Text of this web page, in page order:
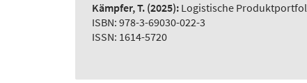
Kämpfer, T. (2025): Logistische
ISBN: 978-3-69030-022-3
ISSN: 1614-5720